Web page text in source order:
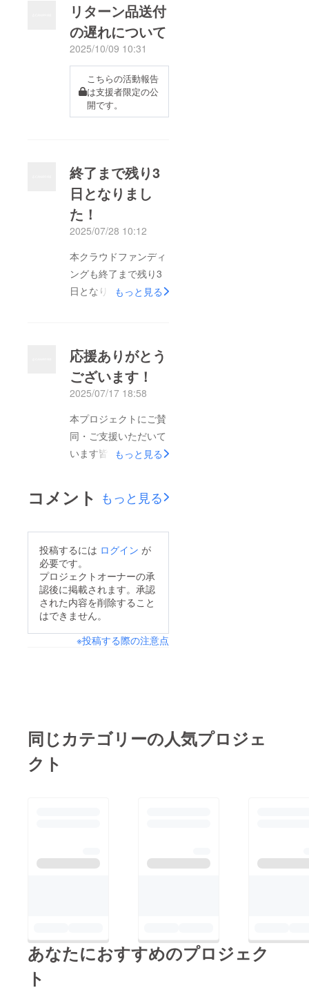
リターン品送付
の遅れについて
2025/10/09 10:31
こちらの活動報告
は支援者限定の公
開です。
終了まで残り3
日となりまし
た！
2025/07/28 10:12
本クラウドファンディ
ングも終了まで残り3
日となりました！皆様
だきたいと思いますの
で、是非ともご支援を
お願いいたします！リ
ターン品等につきまし
ても準備をすすめてお
ります。発送等に関し
ましては終了後に随時
で、もう少々お待ちい
す。
もっと見る
応援ありがとう
ございます！
2025/07/17 18:58
本プロジェクトにご賛
同・ご支援いただいて
います皆様には熱く御
週間以上経ちました
ります。ご支援いただ
きました方々には感謝
の気持でいっぱいで
す。本あいのり温泉も
復活に向けて着々と復
旧作業が進んでおりま
で、今しばらくお待ち
下さい。まだ終了まで
ジェクトとあいのり温
もっと見る
コメント もっと見る
投稿するには ログイン が
必要です。
プロジェクトオーナーの承
認後に掲載されます。承認
された内容を削除すること
はできません。
※投稿する際の注意点
同じカテゴリーの人気プロジェ
クト
あなたにおすすめのプロジェク
ト